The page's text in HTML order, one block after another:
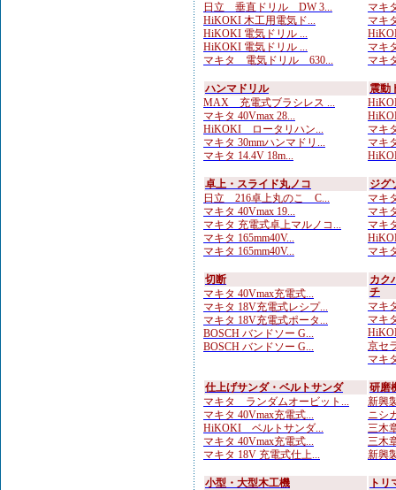
日立 垂直ドリル DW 3...
HiKOKI 木工用電気ド...
HiKOKI 電気ドリル ...
HiKOKI 電気ドリル ...
マキタ 電気ドリル 630...
マキ
マキ
マキ
マキ
ハンマドリル
MAX 充電式ブラシレス ...
マキタ 40Vmax 28...
HiKOKI ロータリハン...
マキタ 30mmハンマドリ...
マキタ 14.4V 18m...
震動
マキ
マキ
卓上・スライド丸ノコ
日立 216卓上丸のこ C...
マキタ 40Vmax 19...
マキタ 充電式卓上マルノコ...
マキタ 165mm40V...
マキタ 165mm40V...
ジグ
マキ
マキ
マキ
マキ
切断
マキタ 40Vmax充電式...
マキタ 18V充電式レシプ...
マキタ 18V充電式ポータ...
BOSCH バンドソー G...
BOSCH バンドソー G...
カク
チ
マキ
マキ
京セ
マキ
仕上げサンダ・ベルトサンダ
マキタ ランダムオービット...
マキタ 40Vmax充電式...
HiKOKI ベルトサンダ...
マキタ 40Vmax充電式...
マキタ 18V 充電式仕上...
研磨
新興
ニシ
三木
三木
新興
小型・大型木工機
トリ